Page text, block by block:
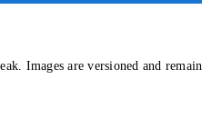
Images are versioned and